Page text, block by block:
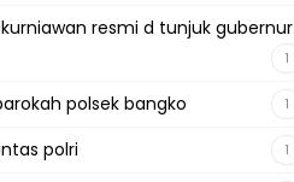
resmi d tunjuk gubernur
1
polsek bangko 1
polri 1